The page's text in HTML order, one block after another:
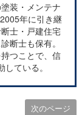
装・メンテナ
年に引き継
士・戸建住宅
断士も保有。
つことで、信
ている。
次のページ